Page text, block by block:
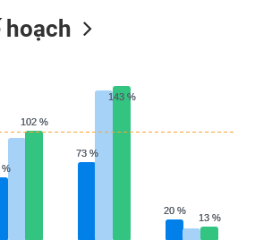
hoạch
%
%
73 %
73 %
20 %
20 %
102 %
102 %
143 %
143 %
13 %
13 %